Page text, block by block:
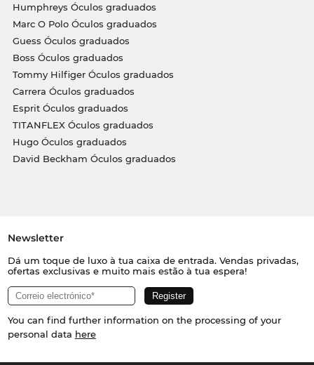
Humphreys Óculos graduados
Marc O Polo Óculos graduados
Guess Óculos graduados
Boss Óculos graduados
Tommy Hilfiger Óculos graduados
Carrera Óculos graduados
Esprit Óculos graduados
TITANFLEX Óculos graduados
Hugo Óculos graduados
David Beckham Óculos graduados
Newsletter
Dá um toque de luxo à tua caixa de entrada. Vendas privadas,
ofertas exclusivas e muito mais estão à tua espera!
You can find further information on the processing of your
personal data here